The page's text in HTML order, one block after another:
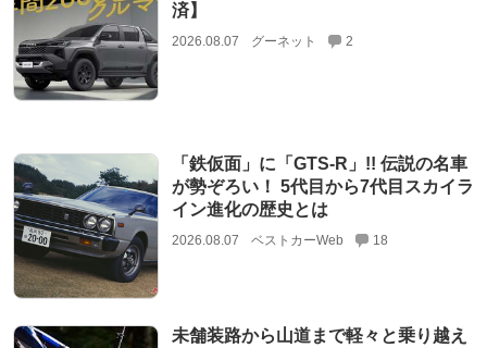
済】
2026.08.07 グーネット 2
「鉄仮面」に「GTS-R」!! 伝説の名車
が勢ぞろい！ 5代目から7代目スカイラ
イン進化の歴史とは
2026.08.07 ベストカーWeb 18
未舗装路から山道まで軽々と乗り越え